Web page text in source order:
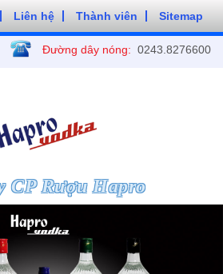
Liên hệ Thành viên Sitemap
Đường dây nóng: 0243.8276600
CP Rượu Hapro